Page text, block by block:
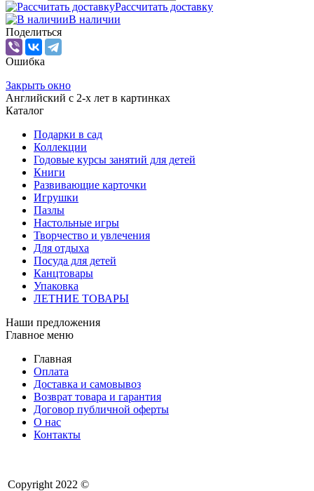
Рассчитать доставку
В наличии
Поделиться
Ошибка
Закрыть окно
Английский с 2-х лет в картинках
Каталог
Подарки в сад
Коллекции
Годовые курсы занятий для детей
Книги
Развивающие карточки
Игрушки
Пазлы
Настольные игры
Творчество и увлечения
Для отдыха
Посуда для детей
Канцтовары
Упаковка
ЛЕТНИЕ ТОВАРЫ
Наши предложения
Главное меню
Главная
Оплата
Доставка и самовывоз
Возврат товара и гарантия
Договор публичной оферты
О нас
Контакты
Copyright 2022 ©